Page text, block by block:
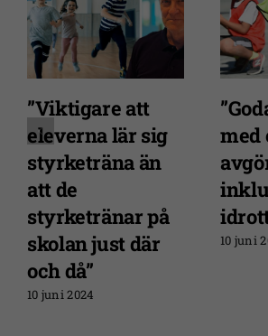
”Viktigare att
eleverna lär sig
styrketräna än
att de
styrketränar på
skolan just där
och då”
10 juni 2024
med
10 juni